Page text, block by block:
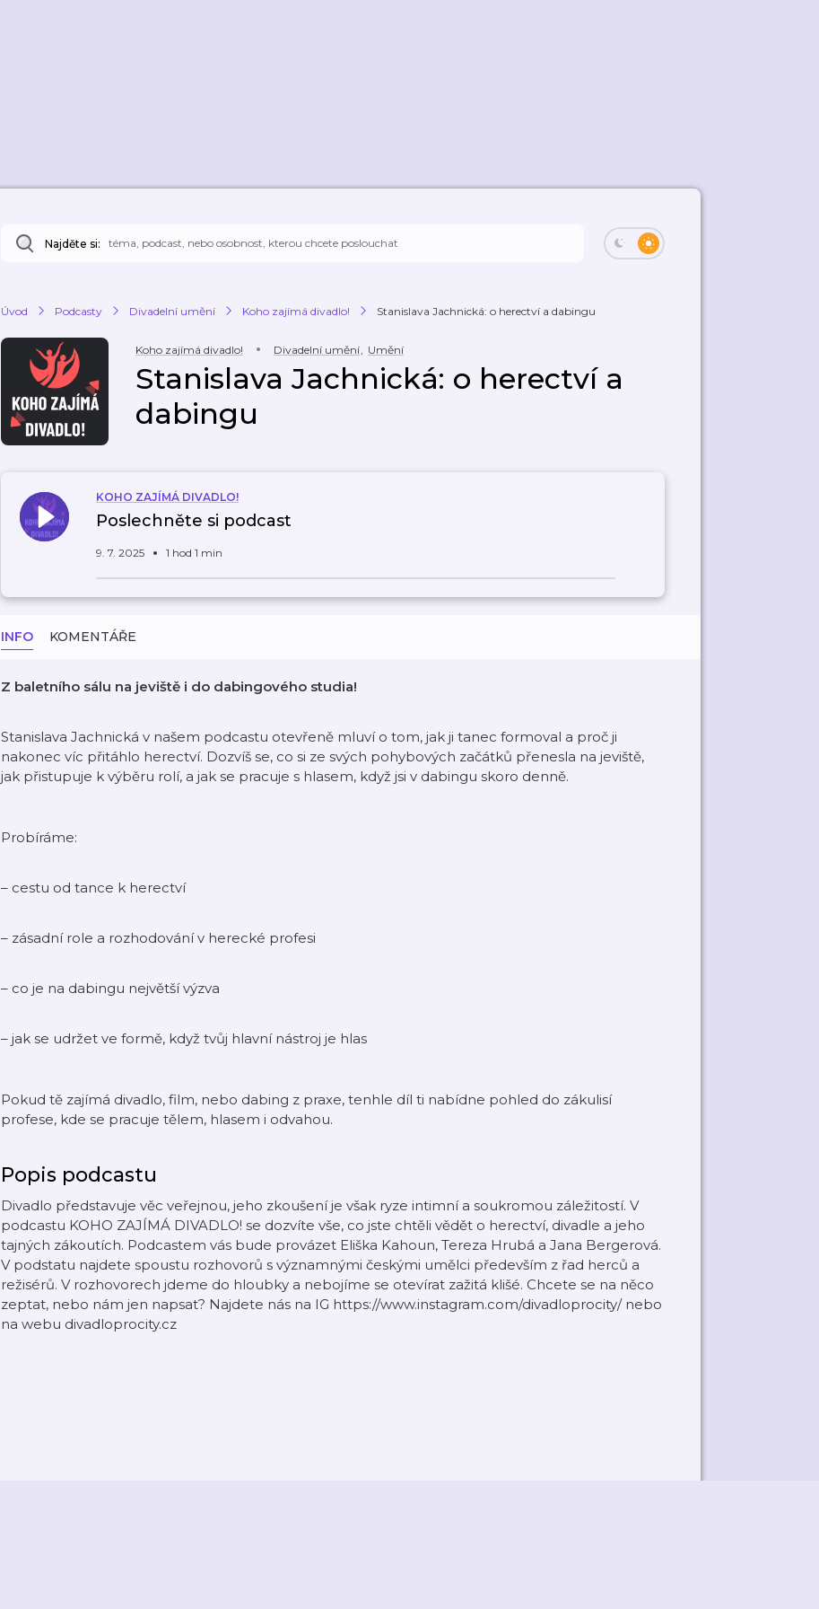
Najděte si:
Úvod Podcasty Divadelní umění Koho zajímá divadlo! Stanislava Jachnická: o herectví a dabingu
Koho zajímá divadlo! Divadelní umění, Umění
Stanislava Jachnická: o herectví a
dabingu
KOHO ZAJÍMÁ DIVADLO!
Poslechněte si podcast
9. 7. 2025 1 hod 1 min
INFO KOMENTÁŘE
Z baletního sálu na jeviště i do dabingového studia!
Stanislava Jachnická v našem podcastu otevřeně mluví o tom, jak ji tanec formoval a proč ji
nakonec víc přitáhlo herectví. Dozvíš se, co si ze svých pohybových začátků přenesla na jeviště,
jak přistupuje k výběru rolí, a jak se pracuje s hlasem, když jsi v dabingu skoro denně.
Probíráme:
– cestu od tance k herectví
– zásadní role a rozhodování v herecké profesi
– co je na dabingu největší výzva
– jak se udržet ve formě, když tvůj hlavní nástroj je hlas
Pokud tě zajímá divadlo, film, nebo dabing z praxe, tenhle díl ti nabídne pohled do zákulisí
profese, kde se pracuje tělem, hlasem i odvahou.
Popis podcastu
Divadlo představuje věc veřejnou, jeho zkoušení je však ryze intimní a soukromou záležitostí. V
podcastu KOHO ZAJÍMÁ DIVADLO! se dozvíte vše, co jste chtěli vědět o herectví, divadle a jeho
tajných zákoutích. Podcastem vás bude provázet Eliška Kahoun, Tereza Hrubá a Jana Bergerová.
V podstatu najdete spoustu rozhovorů s významnými českými umělci především z řad herců a
režisérů. V rozhovorech jdeme do hloubky a nebojíme se otevírat zažitá klišé. Chcete se na něco
zeptat, nebo nám jen napsat? Najdete nás na IG https://www.instagram.com/divadloprocity/ nebo
na webu divadloprocity.cz